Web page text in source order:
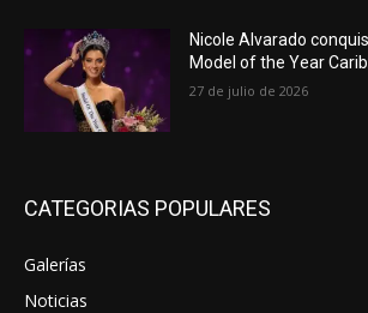
Nicole Alvarado
Model of the Year
27 de julio de 2026
CATEGORIAS POPULARES
Galerías
Noticias